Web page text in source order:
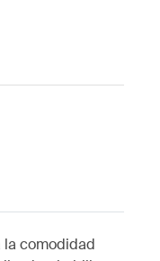
(selected)
brillante
Green
la comodidad